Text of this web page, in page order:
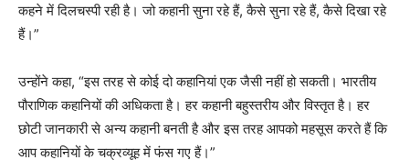
कहने में दिलचस्पी रही है। जो कहानी सुना रहे हैं, कैसे सुना रहे हैं, कैसे दिखा रहे
हैं।”
उन्होंने कहा, “इस तरह से कोई दो कहानियां एक जैसी नहीं हो सकती। भारतीय
पौराणिक कहानियों की अधिकता है। हर कहानी बहुस्तरीय और विस्तृत है। हर
छोटी जानकारी से अन्य कहानी बनती है और इस तरह आपको महसूस करते हैं कि
आप कहानियों के चक्रव्यूह में फंस गए हैं।”